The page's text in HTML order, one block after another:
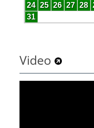
Video